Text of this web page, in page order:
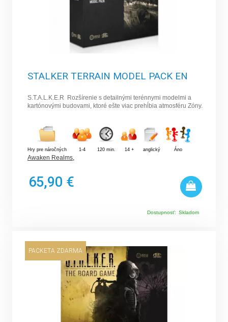
STALKER TERRAIN MODEL PACK EN
S.T.A.L.K.E.R Rozšírenie s detailnými terénnymi modelmi a
kartónovými budovami, ktoré ešte viac prehĺbia atmosféru Zóny.
Hry pre náročných 1-4 120 min. 14 + anglický Áno
Awaken Realms,
65,90 €
Dostupnosť: Skladom
PACKETA ZDARMA